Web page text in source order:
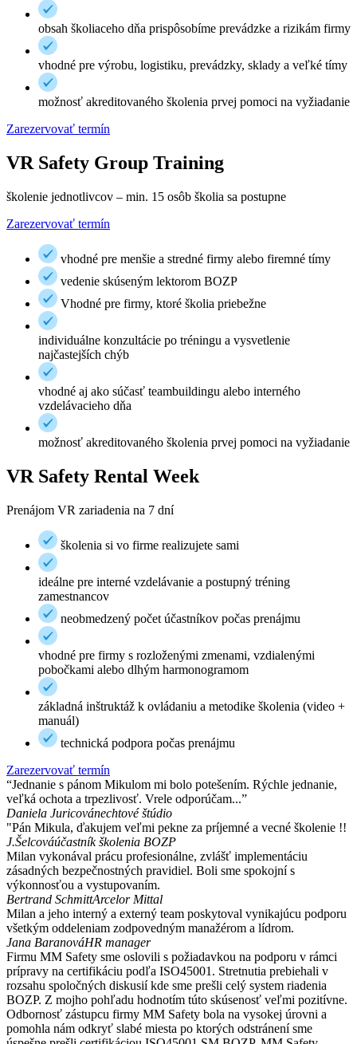
obsah školiaceho dňa prispôsobíme prevádzke a rizikám firmy
vhodné pre výrobu, logistiku, prevádzky, sklady a veľké tímy
možnosť akreditovaného školenia prvej pomoci na vyžiadanie
Zarezervovať termín
VR Safety Group Training
školenie jednotlivcov – min. 15 osôb školia sa postupne
Zarezervovať termín
vhodné pre menšie a stredné firmy alebo firemné tímy
vedenie skúseným lektorom BOZP
Vhodné pre firmy, ktoré školia priebežne
individuálne konzultácie po tréningu a vysvetlenie
najčastejších chýb
vhodné aj ako súčasť teambuildingu alebo interného
vzdelávacieho dňa
možnosť akreditovaného školenia prvej pomoci na vyžiadanie
VR Safety Rental Week
Prenájom VR zariadenia na 7 dní
školenia si vo firme realizujete sami
ideálne pre interné vzdelávanie a postupný tréning
zamestnancov
neobmedzený počet účastníkov počas prenájmu
vhodné pre firmy s rozloženými zmenami, vzdialenými
pobočkami alebo dlhým harmonogramom
základná inštruktáž k ovládaniu a metodike školenia (video +
manuál)
technická podpora počas prenájmu
Zarezervovať termín
“Jednanie s pánom Mikulom mi bolo potešením. Rýchle jednanie,
veľká ochota a trpezlivosť. Vrele odporúčam...”
Daniela Juricovánechtové štúdio
"Pán Mikula, ďakujem veľmi pekne za príjemné a vecné školenie !!
J.Šelcováúčastník školenia BOZP
Milan vykonával prácu profesionálne, zvlášť implementáciu
zásadných bezpečnostných pravidiel. Boli sme spokojní s
výkonnosťou a vystupovaním.
Bertrand SchmittArcelor Mittal
Milan a jeho interný a externý team poskytoval vynikajúcu podporu
všetkým oddeleniam zodpovedným manažérom a lídrom.
Jana BaranováHR manager
Firmu MM Safety sme oslovili s požiadavkou na podporu v rámci
prípravy na certifikáciu podľa ISO45001. Stretnutia prebiehali v
rozsahu spoločných diskusií kde sme prešli celý system riadenia
BOZP. Z mojho pohľadu hodnotím túto skúsenosť veľmi pozitívne.
Odbornosť zástupcu firmy MM Safety bola na vysokej úrovni a
pomohla nám odkryť slabé miesta po ktorých odstránení sme